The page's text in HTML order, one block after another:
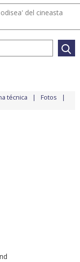
del cineasta
técnica Fotos